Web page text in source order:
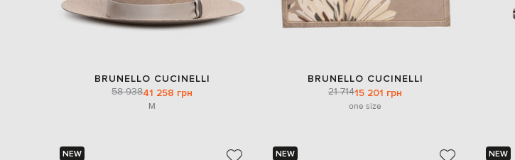
BRUNELLO CUCINELLI
58 93841 258 грн
M
BRUNELLO CUCINELLI
21 71415 201 грн
one size
NEW
NEW
NEW